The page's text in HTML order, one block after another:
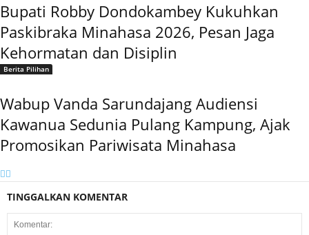
Bupati Robby Dondokambey Kukuhkan
Paskibraka Minahasa 2026, Pesan Jaga
Kehormatan dan Disiplin
Berita Pilihan
Wabup Vanda Sarundajang Audiensi
Kawanua Sedunia Pulang Kampung, Ajak
Promosikan Pariwisata Minahasa
TINGGALKAN KOMENTAR